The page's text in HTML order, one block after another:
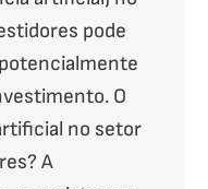
pode
O
no setor
A